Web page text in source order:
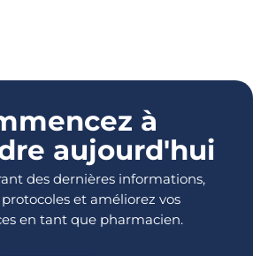
à
aujourd'hui
des dernières informations,
et améliorez vos
en tant que pharmacien.